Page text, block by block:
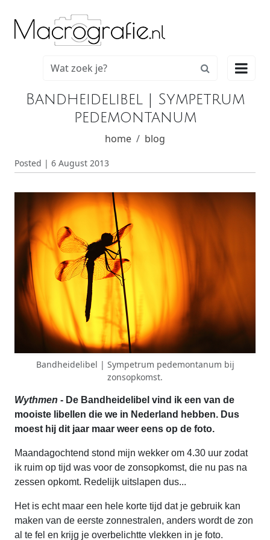

Bandheidelibel | Sympetrum
pedemontanum
home blog
Posted | 6 August 2013
Bandheidelibel | Sympetrum pedemontanum bij
zonsopkomst.
Wythmen - De Bandheidelibel vind ik een van de
mooiste libellen die we in Nederland hebben. Dus
moest hij dit jaar maar weer eens op de foto.
Maandagochtend stond mijn wekker om 4.30 uur zodat
ik ruim op tijd was voor de zonsopkomst, die nu pas na
zessen opkomt. Redelijk uitslapen dus...
Het is echt maar een hele korte tijd dat je gebruik kan
maken van de eerste zonnestralen, anders wordt de zon
al te fel en krijg je overbelichtte vlekken in je foto.